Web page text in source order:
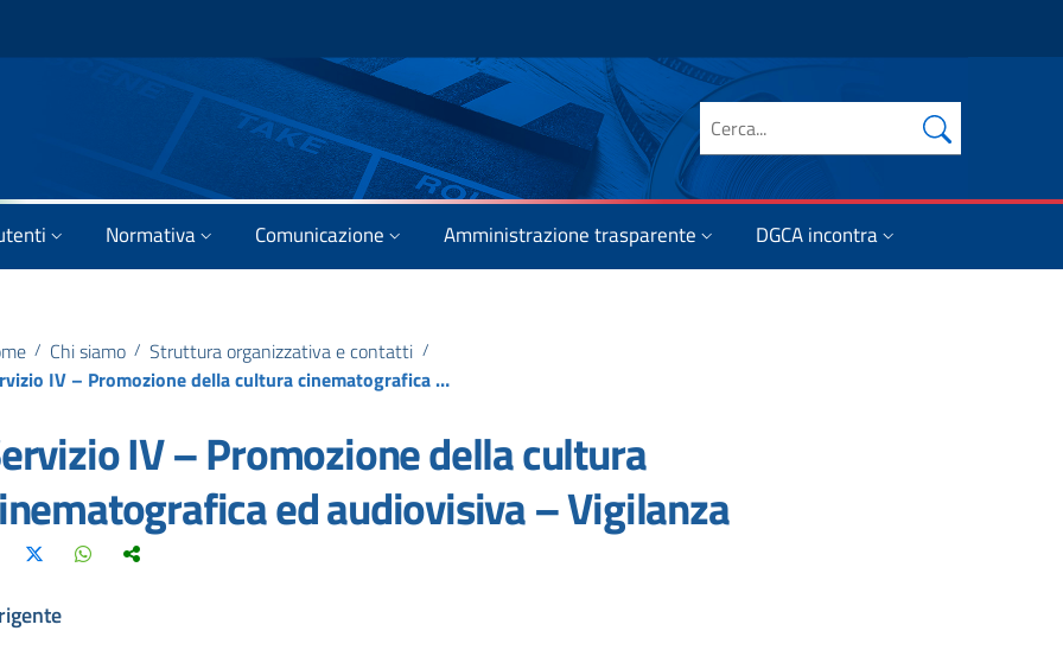
Cerca nel sito
Normativa Comunicazione Amministrazione trasparente DGCA incontra
/ Chi siamo / Struttura organizzativa e contatti /
Servizio IV – Promozione della cultura cinematografica ed audiovisiva – Vigilanza
IV – Promozione della cultura
ed audiovisiva – Vigilanza